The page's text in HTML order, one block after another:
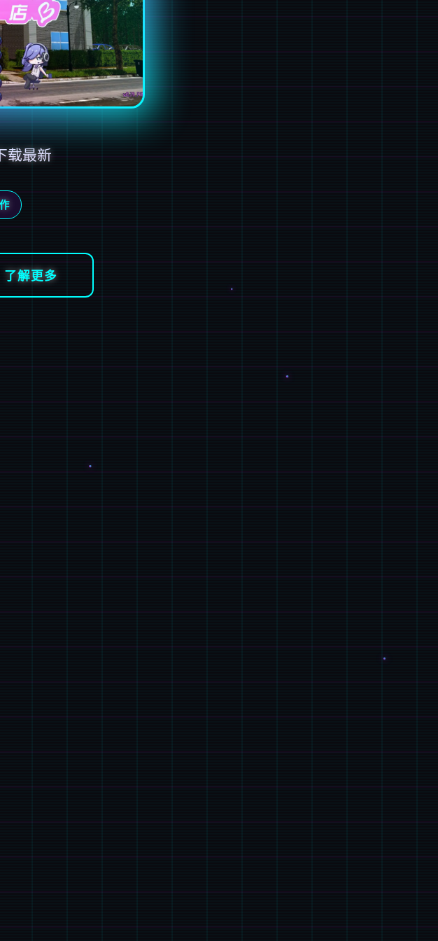
载最新
了解更多